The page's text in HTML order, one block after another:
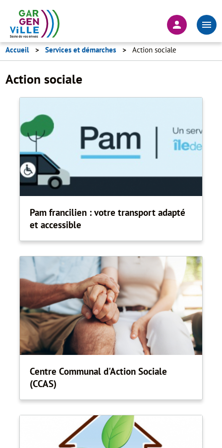
principal
En-
tête
-
Connexion
Accueil Services et démarches Action sociale
Action sociale
Pam francilien : votre transport adapté
et accessible
Centre Communal d'Action Sociale
(CCAS)